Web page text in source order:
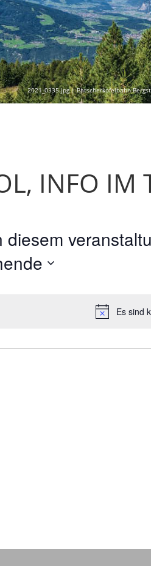
2021_0335.jpg | Patscherkofelbahn
INFO IM
diesem
Es sind